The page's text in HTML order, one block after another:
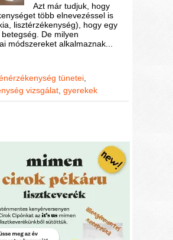
Azt már tudjuk, hogy
több elnevezéssel is
lisztérzékenység), hogy egy
De milyen
módszereket alkalmaznak...
tünetei
vizsgálat ,gyerekek